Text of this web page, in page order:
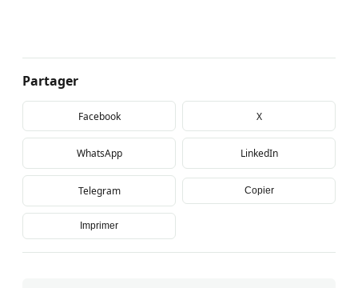
Partager
Facebook X
WhatsApp LinkedIn
Telegram Copier
Imprimer